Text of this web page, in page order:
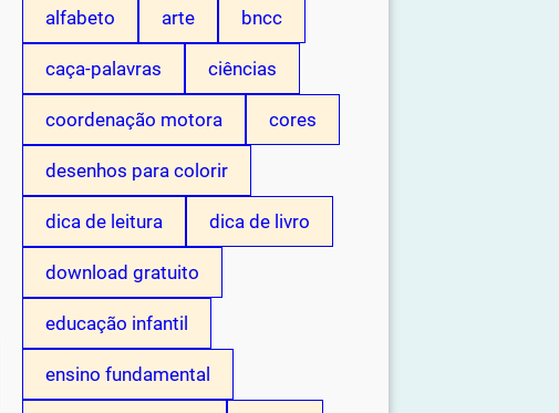
alfabeto arte bncc
caça-palavras ciências
coordenação motora cores
desenhos para colorir
dica de leitura dica de livro
download gratuito
educação infantil
ensino fundamental